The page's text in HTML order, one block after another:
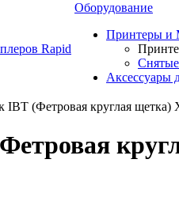
Rapid
Оборудование
Принтеры
Снятые
Аксессуары
IBT (Фетровая круглая щетка)